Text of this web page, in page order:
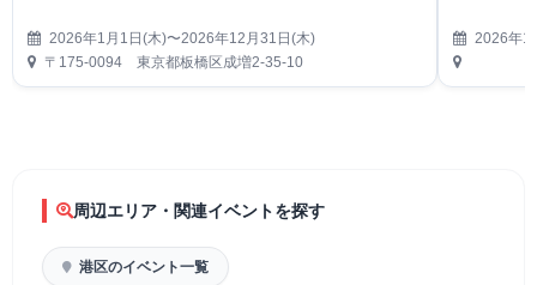
2026年1月1日(木)〜2026年12月31日(木)
〒175-0094 東京都板橋区成増2-35-10
2026年1
周辺エリア・関連イベントを探す
港区のイベント一覧